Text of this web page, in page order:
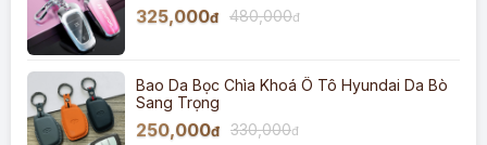
325,000đ 480,000đ
Bao Da Bọc Chìa Khoá Ô Tô Hyundai Da Bò
Sang Trọng
250,000đ 330,000đ